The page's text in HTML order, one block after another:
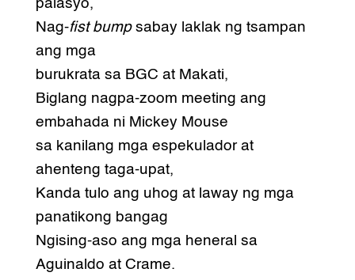
palasyo,
Nag-fist bumpsabay laklak ng tsampan
ang mga
burukrata sa BGC at Makati,
Biglang nagpa-zoom meeting ang
embahada ni Mickey Mouse
sa kanilang mga espekulador at
ahenteng taga-upat,
Kanda tulo ang uhog at laway ng mga
panatikong bangag
Ngising-aso ang mga heneral sa
Aguinaldo at Crame.